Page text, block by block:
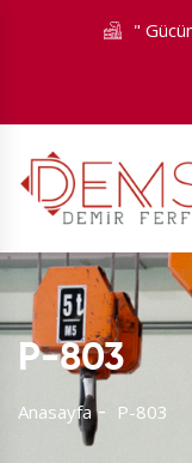
"
P-803
Anasayfa P-803